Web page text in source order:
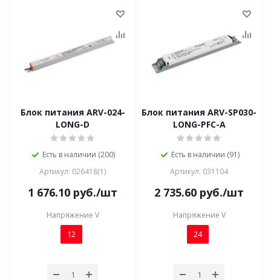
Блок питания ARV-024-
LONG-D
Есть в наличии (200)
Артикул: 026418(1)
1 676.10 руб./шт
Напряжение V
12
Блок питания ARV-SP030-
LONG-PFC-A
Есть в наличии (91)
Артикул: 031104
2 735.60 руб./шт
Напряжение V
24